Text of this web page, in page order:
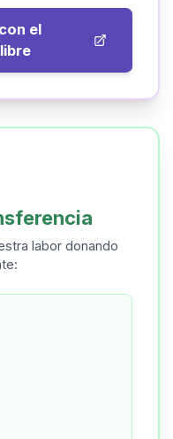
el
labor donando